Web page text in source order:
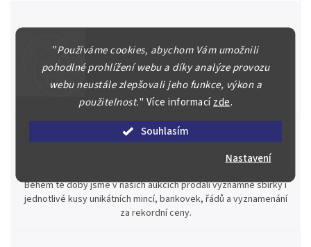
"Používáme cookies, abychom Vám umožnili
pohodlné prohlížení webu a díky analýze provozu
webu neustále zlepšovali jeho funkce, výkon a
použitelnost." Více informacízde.
Souhlasím
Nastavení
Špičkové služby za nejlepší ceny
Náš kolektiv specialistů a znalců se Vám bude plně věnovat.
Posoudíme kvalitu a pravost Vašeho materiálu, prodáme v naší
aukci nebo Vám poradíme kam investovat.
Jsme zde pro Vás nepřetržitě již od roku 2000
Během té doby jsme v našich aukcích prodali významné sbírky i
jednotlivé kusy unikátních mincí, bankovek, řádů a vyznamenání
za rekordní ceny.